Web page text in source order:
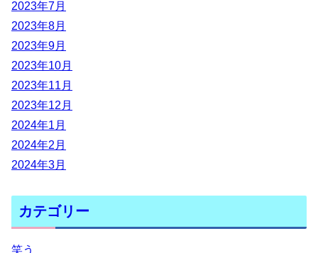
2023年7月
2023年8月
2023年9月
2023年10月
2023年11月
2023年12月
2024年1月
2024年2月
2024年3月
カテゴリー
笑う